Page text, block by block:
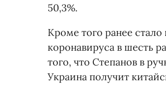
50,3%.
Кроме того ранее стало
коронавируса в шесть
того, что Степанов в
Украина получит